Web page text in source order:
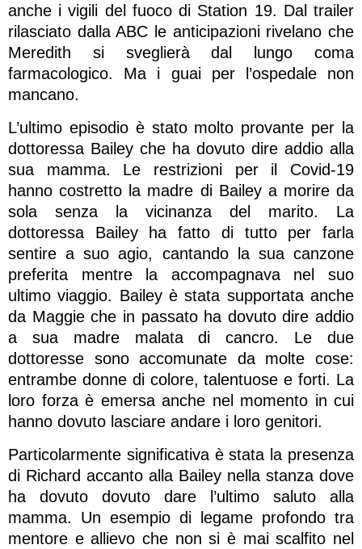
anche i vigili del fuoco di Station 19. Dal trailer
rilasciato dalla ABC le anticipazioni rivelano che
Meredith si sveglierà dal lungo coma
farmacologico. Ma i guai per l’ospedale non
mancano.
L’ultimo episodio è stato molto provante per la
dottoressa Bailey che ha dovuto dire addio alla
sua mamma. Le restrizioni per il Covid-19
hanno costretto la madre di Bailey a morire da
sola senza la vicinanza del marito. La
dottoressa Bailey ha fatto di tutto per farla
sentire a suo agio, cantando la sua canzone
preferita mentre la accompagnava nel suo
ultimo viaggio. Bailey è stata supportata anche
da Maggie che in passato ha dovuto dire addio
a sua madre malata di cancro. Le due
dottoresse sono accomunate da molte cose:
entrambe donne di colore, talentuose e forti. La
loro forza è emersa anche nel momento in cui
hanno dovuto lasciare andare i loro genitori.
Particolarmente significativa è stata la presenza
di Richard accanto alla Bailey nella stanza dove
ha dovuto dovuto dare l’ultimo saluto alla
mamma. Un esempio di legame profondo tra
mentore e allievo che non si è mai scalfito nel